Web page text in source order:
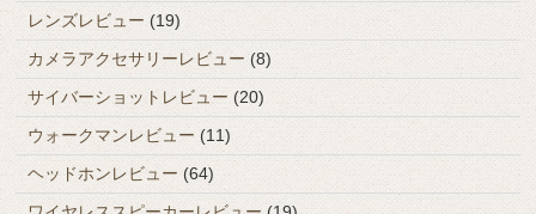
レンズレビュー (19)
カメラアクセサリーレビュー (8)
サイバーショットレビュー (20)
ウォークマンレビュー (11)
ヘッドホンレビュー (64)